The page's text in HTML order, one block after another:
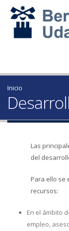
Inicio
Las
del
Para ello se
recursos:
En el ámbito
empleo,